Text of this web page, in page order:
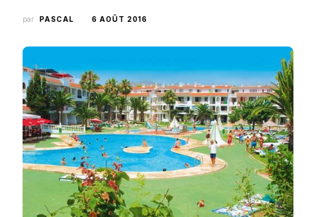
par PASCAL 6 AOÛT 2016